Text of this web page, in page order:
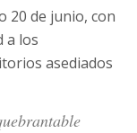
20 de junio, con
a los
asediados